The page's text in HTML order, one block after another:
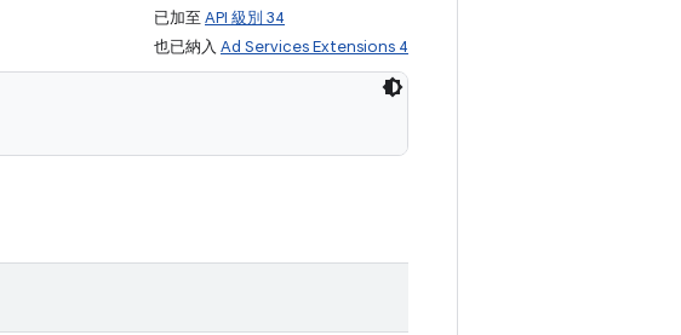
已加至 API 級別 34
也已納入 Ad Services Extensions 4